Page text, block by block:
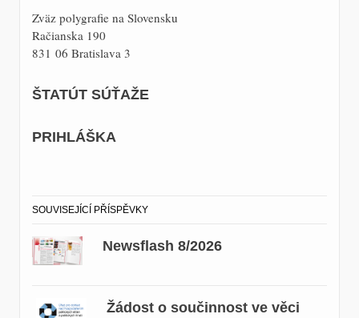
Zväz polygrafie na Slovensku
Račianska 190
831 06 Bratislava 3
ŠTATÚT SÚŤAŽE
PRIHLÁŠKA
SOUVISEJÍCÍ PŘÍSPĚVKY
Newsflash 8/2026
Žádost o součinnost ve věci